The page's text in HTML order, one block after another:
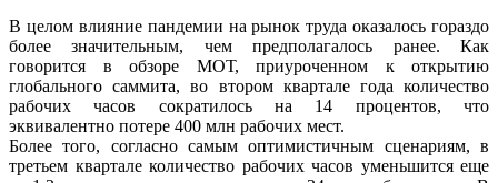
В целом влияние пандемии на рынок труда оказалось гораздо
более значительным, чем предполагалось ранее. Как
говорится в обзоре МОТ, приуроченном к открытию
глобального саммита, во втором квартале года количество
рабочих часов сократилось на 14 процентов, что
эквивалентно потере 400 млн рабочих мест.
Более того, согласно самым оптимистичным сценариям, в
третьем квартале количество рабочих часов уменьшится еще